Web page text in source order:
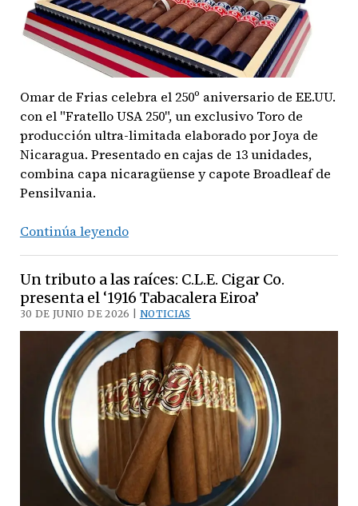
Omar de Frias celebra el 250º aniversario de EE.UU.
con el "Fratello USA 250", un exclusivo Toro de
producción ultra-limitada elaborado por Joya de
Nicaragua. Presentado en cajas de 13 unidades,
combina capa nicaragüense y capote Broadleaf de
Pensilvania.
Continúa leyendoTradición
órbita:
Fratello
Cigars
el
conmemorativo
‘Fratello
USA
250’
Un tributo a las raíces: C.L.E. Cigar Co.
presenta el ‘1916 Tabacalera Eiroa’
30 DE JUNIO DE 2026 | NOTICIAS